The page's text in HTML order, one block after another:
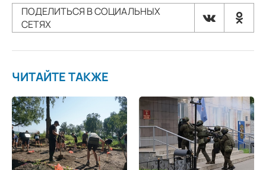
ПОДЕЛИТЬСЯ В СОЦИАЛЬНЫХ
СЕТЯХ
ЧИТАЙТЕ ТАКЖЕ